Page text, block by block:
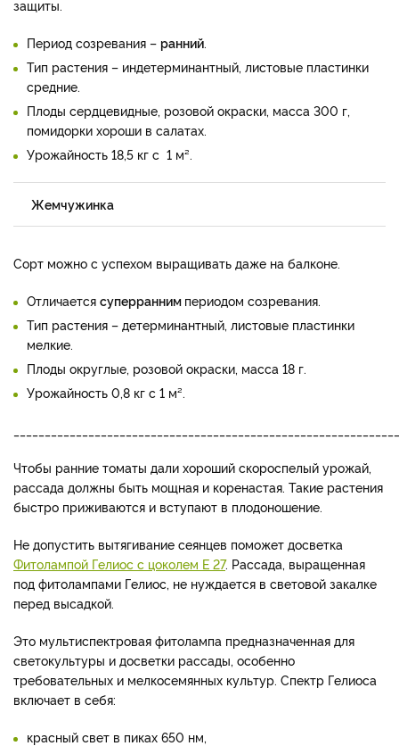
защиты.
Период созревания – ранний
Тип растения – индетерминантный, листовые пластинки
средние.
Плоды сердцевидные, розовой окраски, масса 300 г,
помидорки хороши в салатах.
Урожайность 18,5 кг с 1 м².
Жемчужинка
Сорт можно с успехом выращивать даже на балконе.
Отличается суперранним периодом созревания.
Тип растения – детерминантный, листовые пластинки
мелкие.
Плоды округлые, розовой окраски, масса 18 г.
Урожайность 0,8 кг с 1 м².
Чтобы ранние томаты дали хороший скороспелый урожай,
рассада должны быть мощная и коренастая. Такие растения
быстро приживаются и вступают в плодоношение.
Не допустить вытягивание сеянцев поможет досветка
Фитолампой Гелиос с цоколем Е 27. Рассада, выращенная
под фитолампами Гелиос, не нуждается в световой закалке
перед высадкой.
Это мультиспектровая фитолампа предназначенная для
светокультуры и досветки рассады, особенно
требовательных и мелкосемянных культур. Спектр Гелиоса
включает в себя:
красный свет в пиках 650 нм,